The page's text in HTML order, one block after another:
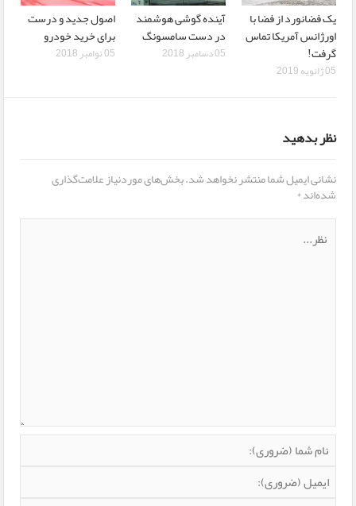
یک فضانورد از فضا با
اورژانس آمریکا تماس
گرفت!
05 ژانویه 2019
آینده گوشی هوشمند
در دست سامسونگ
05 دسامبر 2018
اصول جدید و درست
برای خرید خودرو
05 نوامبر 2018
نظر بدهید
نشانی ایمیل شما منتشر نخواهد شد.بخش‌های موردنیاز علامت‌گذاری
شده‌اند*